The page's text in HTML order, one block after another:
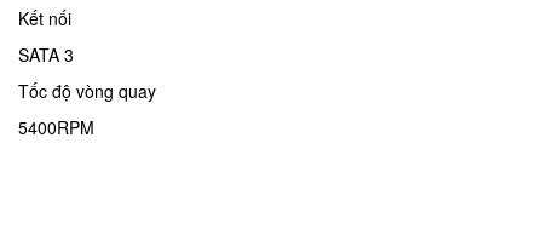
Kết nối
SATA 3
Tốc độ vòng quay
5400RPM